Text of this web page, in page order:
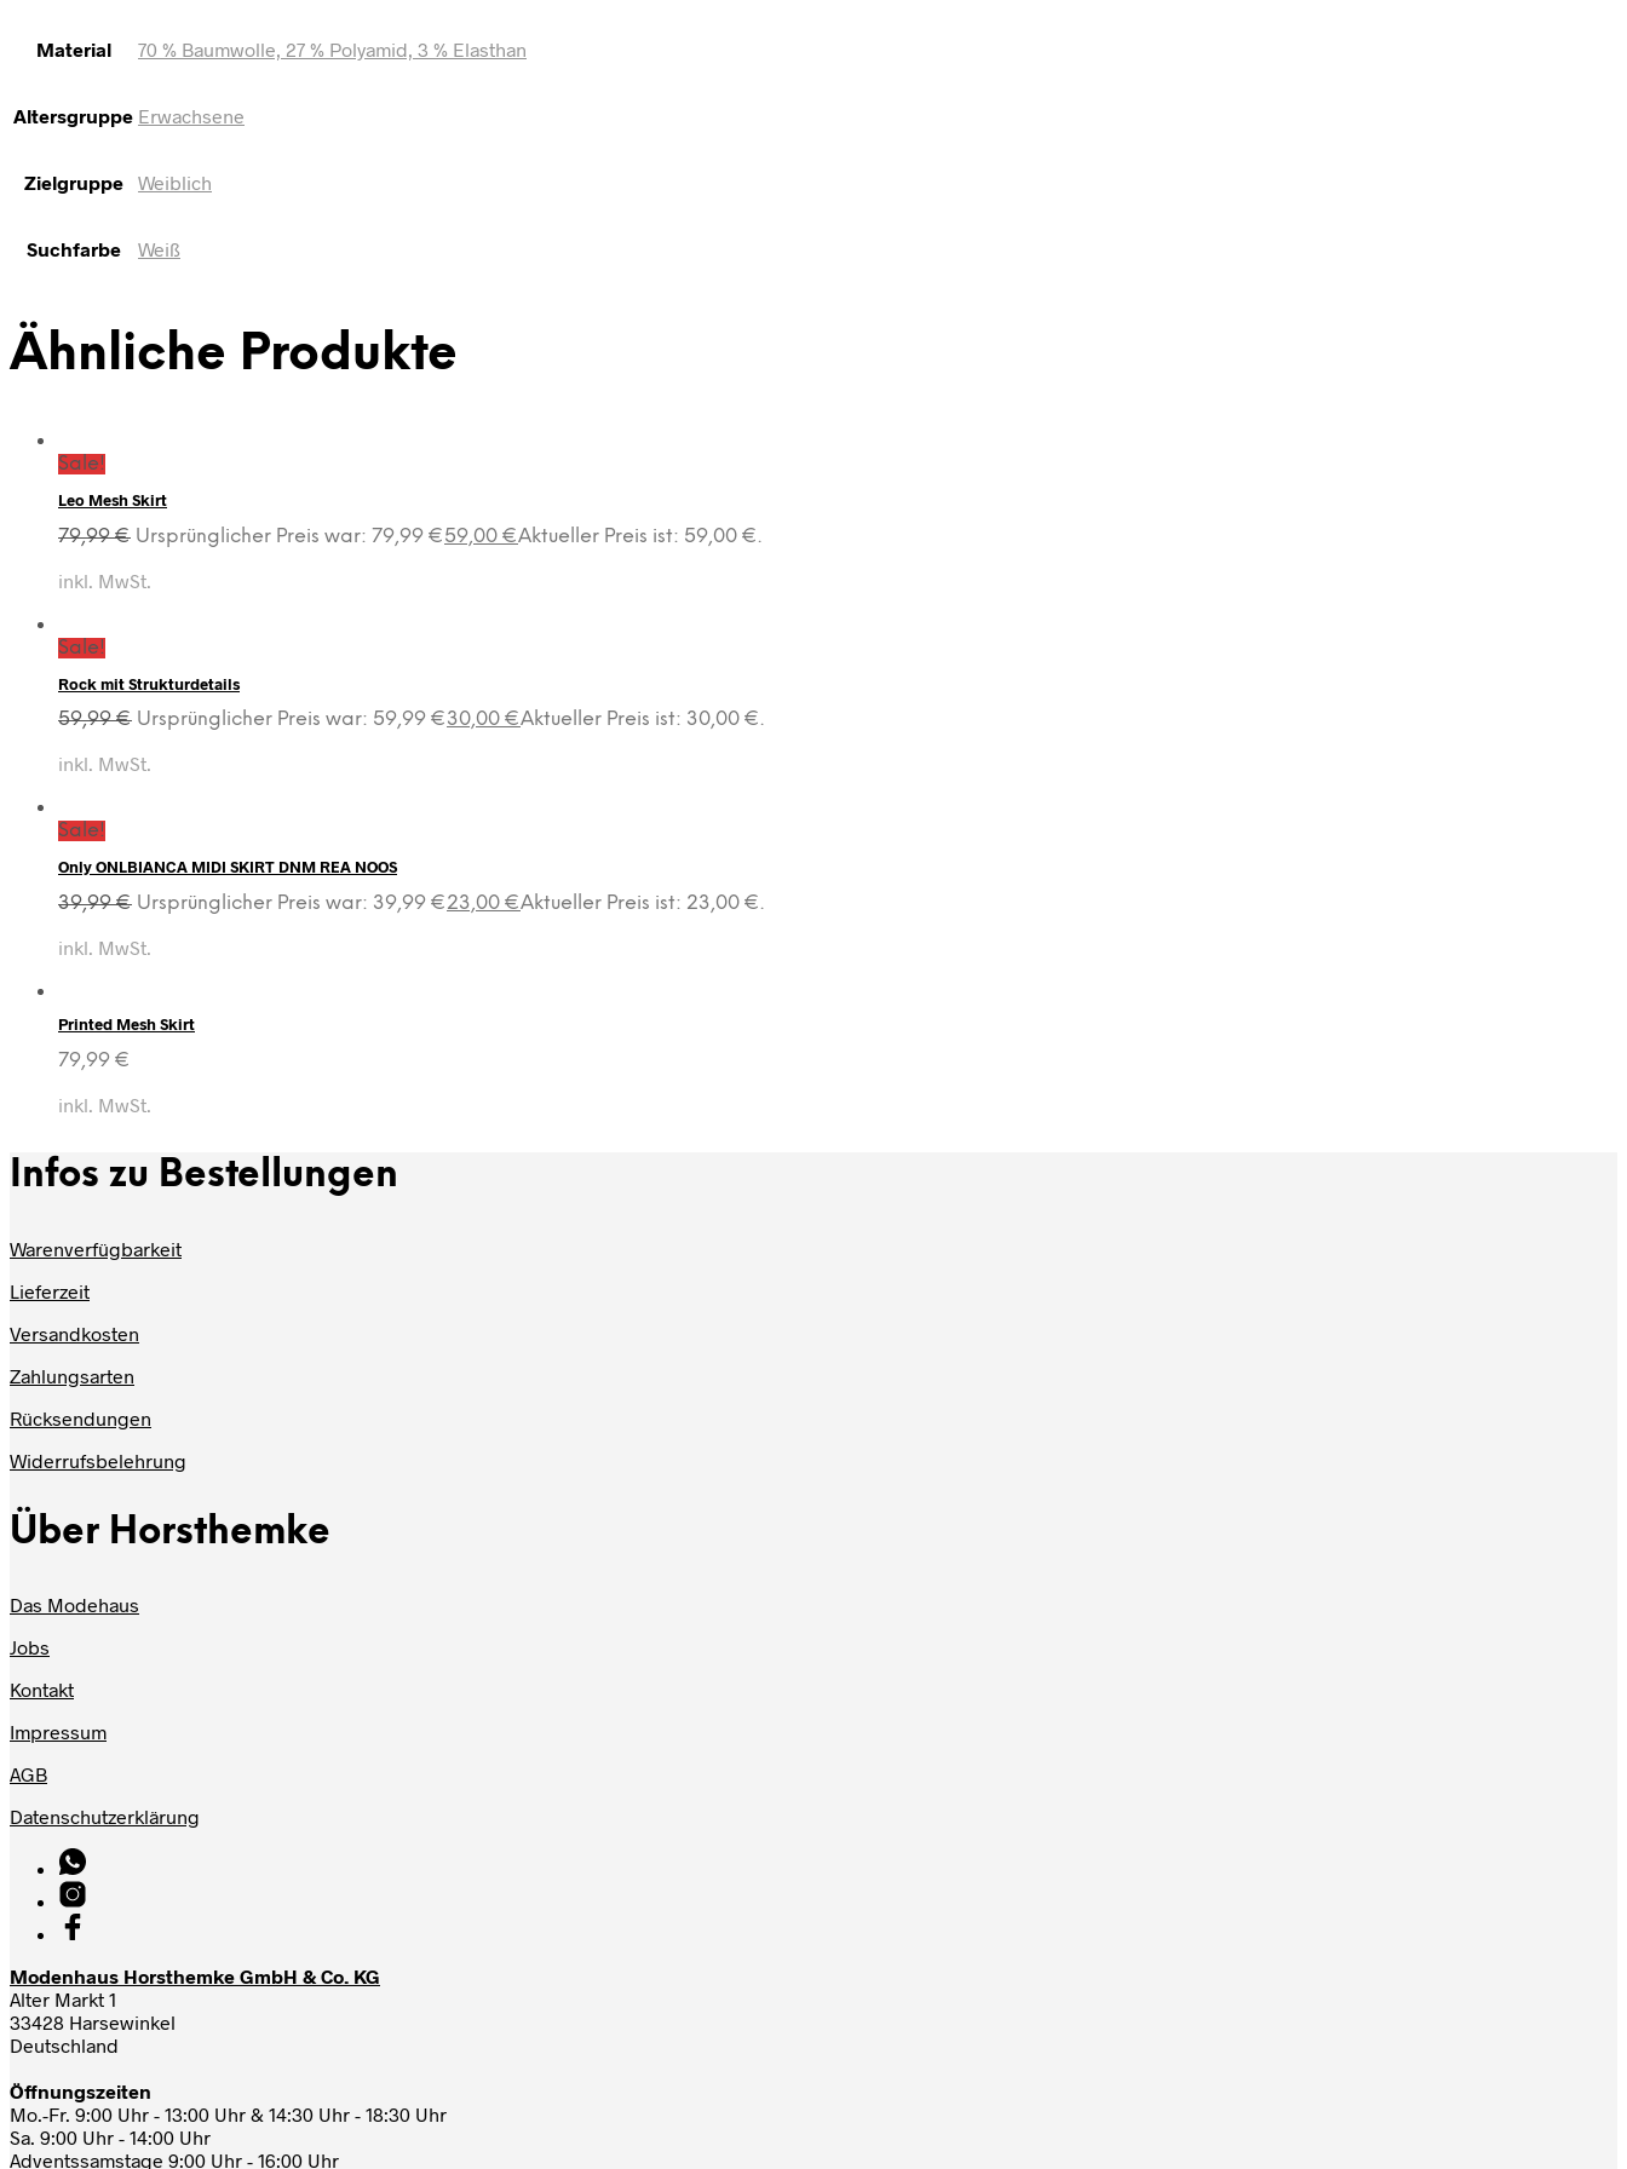
Material 70 % Baumwolle, 27 % Polyamid, 3 % Elasthan
Altersgruppe Erwachsene
Zielgruppe Weiblich
Suchfarbe Weiß
Ähnliche Produkte
Sale!
Leo Mesh Skirt
79,99€ Ursprünglicher Preis war: 79,99 €59,00 €Aktueller Preis ist: 59,00 €.
inkl. MwSt.
Sale!
Rock mit Strukturdetails
59,99€ Ursprünglicher Preis war: 59,99 €30,00 €Aktueller Preis ist: 30,00 €.
inkl. MwSt.
Sale!
Only ONLBIANCA MIDI SKIRT DNM REA NOOS
39,99€ Ursprünglicher Preis war: 39,99 €23,00 €Aktueller Preis ist: 23,00 €.
inkl. MwSt.
Printed Mesh Skirt
79,99 €
inkl. MwSt.
Infos zu Bestellungen
Warenverfügbarkeit
Lieferzeit
Versandkosten
Zahlungsarten
Rücksendungen
Widerrufsbelehrung
Über Horsthemke
Das Modehaus
Jobs
Kontakt
Impressum
AGB
Datenschutzerklärung
Modenhaus Horsthemke GmbH & Co. KG
Alter Markt 1
33428 Harsewinkel
Deutschland
Öffnungszeiten
Mo.-Fr. 9:00 Uhr - 13:00 Uhr & 14:30 Uhr - 18:30 Uhr
Sa. 9:00 Uhr - 14:00 Uhr
Adventssamstage 9:00 Uhr - 16:00 Uhr